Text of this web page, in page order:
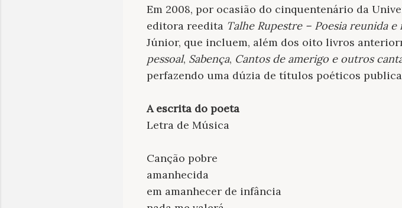
Em 2008, por ocasião do cinquentenário da
editora reedita Talhe Rupestre – Poesia reunida e
Júnior, que incluem, além dos oito livros
pessoal, Sabença, Cantos de amerigo e outros
perfazendo uma dúzia de títulos poéticos
A escrita do poeta
Letra de Música
Canção pobre
amanhecida
em amanhecer de infância